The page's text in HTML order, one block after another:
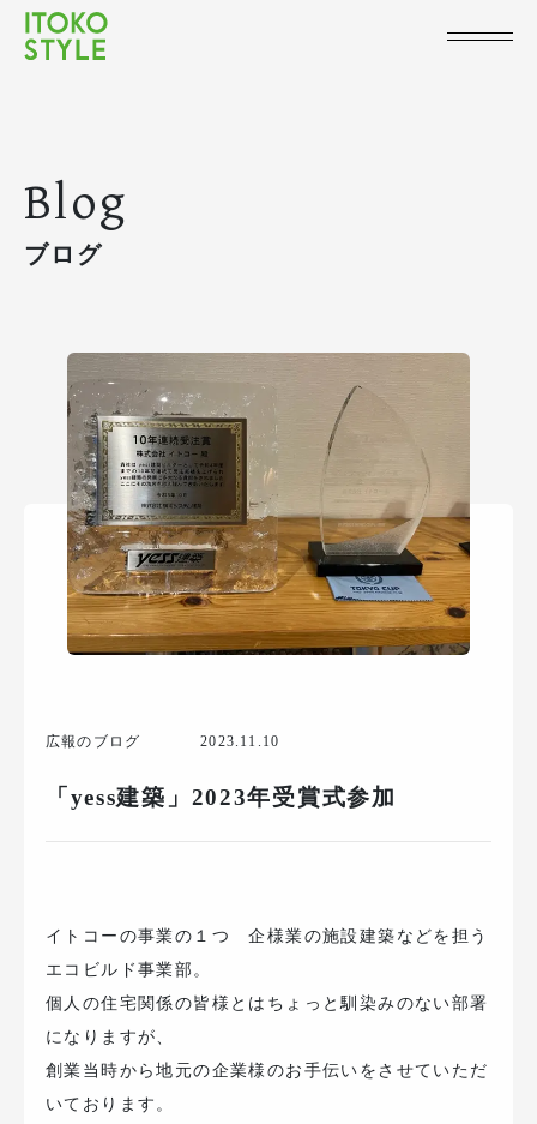
Blog
ブログ
広報のブログ 2023.11.10
「yess建築」2023年受賞式参加
イトコーの事業の１つ 企様業の施設建築などを担う
エコビルド事業部。
個人の住宅関係の皆様とはちょっと馴染みのない部署
になりますが、
創業当時から地元の企業様のお手伝いをさせていただ
いております。